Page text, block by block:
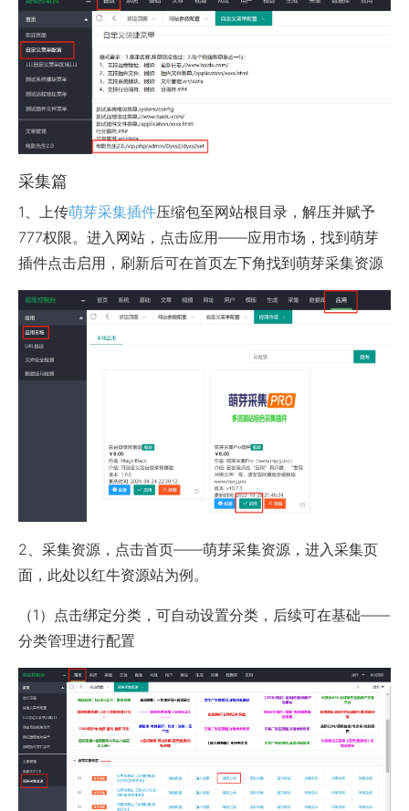
采集篇
1、上传萌芽采集插件压缩包至网站根目录，解压并赋予
777权限。进入网站，点击应用——应用市场，找到萌芽
插件点击启用，刷新后可在首页左下角找到萌芽采集资源
2、采集资源，点击首页——萌芽采集资源，进入采集页
面，此处以红牛资源站为例。
（1）点击绑定分类，可自动设置分类，后续可在基础——
分类管理进行配置